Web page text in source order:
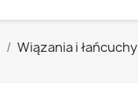
Wiązania i łańcuchy